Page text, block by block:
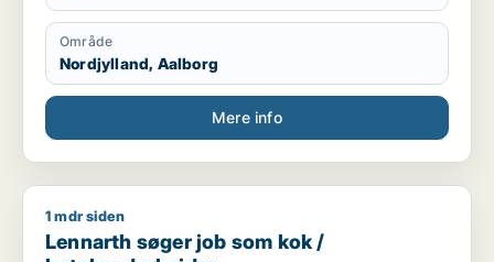
Område
Nordjylland, Aalborg
Mere info
Lennarth søger job som kok / hotelmedarbejder
1 mdr siden
Lennarth søger job som kok /